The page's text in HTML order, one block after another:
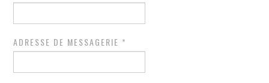
ADRESSE DE MESSAGERIE *